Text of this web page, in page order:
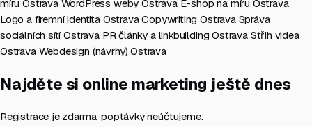
míru Ostrava WordPress weby Ostrava E-shop na míru Ostrava
Logo a firemní identita OstravaCopywriting Ostrava Správa
sociálních sítí Ostrava PR články a linkbuilding Ostrava Střih videa
Ostrava Webdesign (návrhy) Ostrava
Najděte si online marketing ještě dnes
Registrace je zdarma, poptávky neúčtujeme.